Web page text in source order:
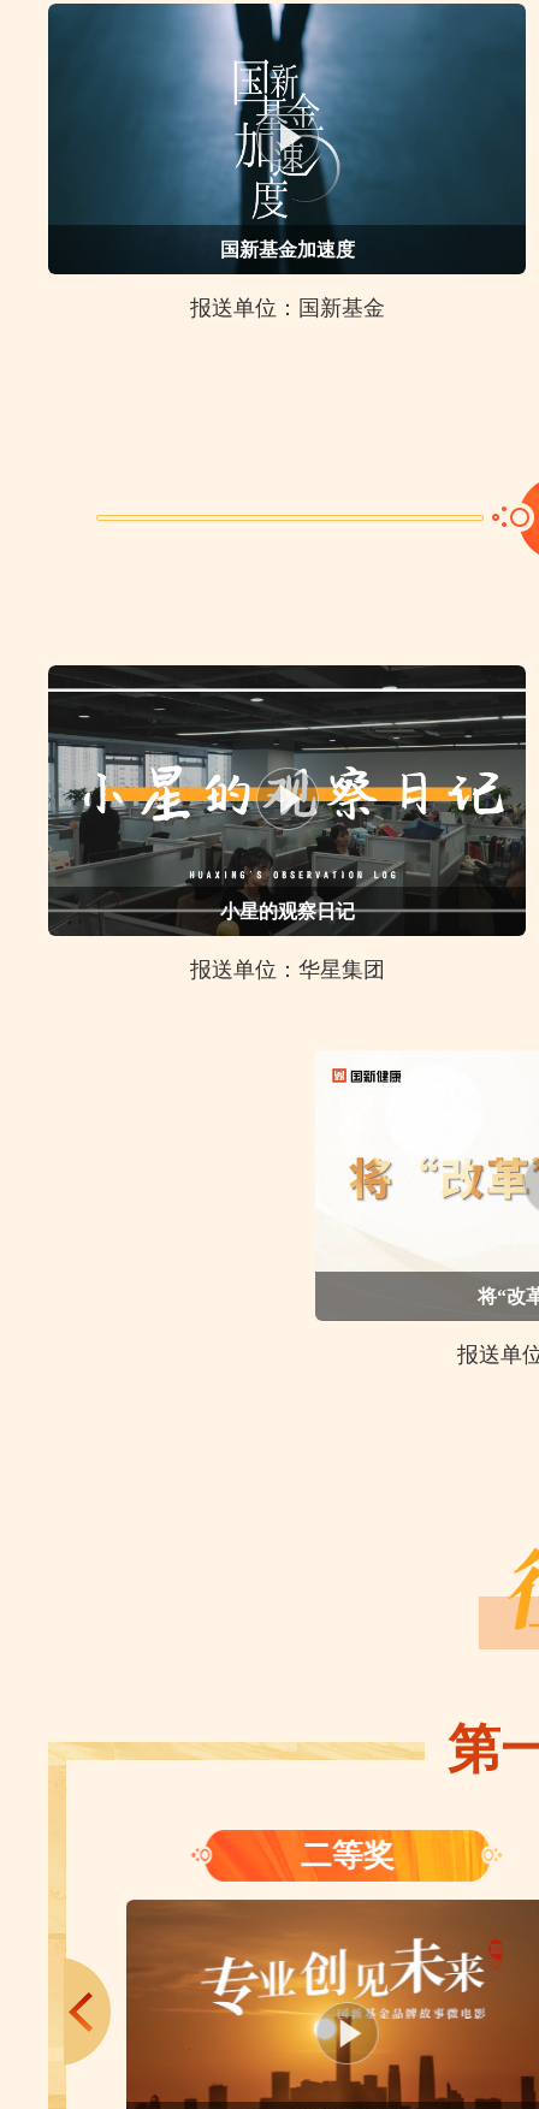
国新基金加速度
报送单位：国新基金
小星的观察日记
报送单位：华星集团
将“改
报送单
第
三等